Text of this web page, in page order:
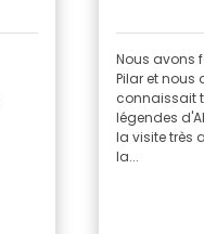
Nous avons
Pilar et nous
connaissait
légendes
la visite très
la...